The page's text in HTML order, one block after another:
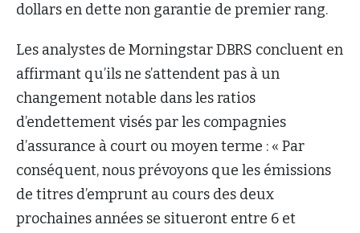
dollars en dette non garantie de premier rang.
Les analystes de Morningstar DBRS concluent en
affirmant qu’ils ne s’attendent pas à un
changement notable dans les ratios
d’endettement visés par les compagnies
d’assurance à court ou moyen terme : « Par
conséquent, nous prévoyons que les émissions
de titres d’emprunt au cours des deux
prochaines années se situeront entre 6 et